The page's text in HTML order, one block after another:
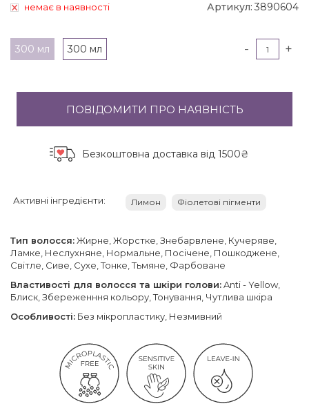
немає в наявності Артикул: 3890604
300 мл 300 мл - +
ПОВІДОМИТИ ПРО НАЯВНІСТЬ
Безкоштовна доставка від 1500₴
Активні інгредієнти: Лимон Фіолетові пігменти
Тип волосся:Жирне, Жорстке, Знебарвлене, Кучеряве,
Ламке, Неслухняне, Нормальне, Посічене, Пошкоджене,
Світле, Сиве, Сухе, Тонке, Тьмяне, Фарбоване
Властивості для волосся та шкіри голови:Anti - Yellow,
Блиск, Збереженння кольору, Тонування, Чутлива шкіра
Особливості: Без мікропластику, Незмивний